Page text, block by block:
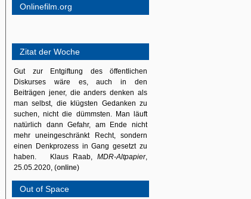
Onlinefilm.org
Zitat der Woche
Gut zur Entgiftung des öffentlichen
Diskurses wäre es, auch in den
Beiträgen jener, die anders denken als
man selbst, die klügsten Gedanken zu
suchen, nicht die dümmsten. Man läuft
natürlich dann Gefahr, am Ende nicht
mehr uneingeschränkt Recht, sondern
einen Denkprozess in Gang gesetzt zu
haben. Klaus Raab, MDR-Altpapier,
25.05.2020, (online)
Out of Space